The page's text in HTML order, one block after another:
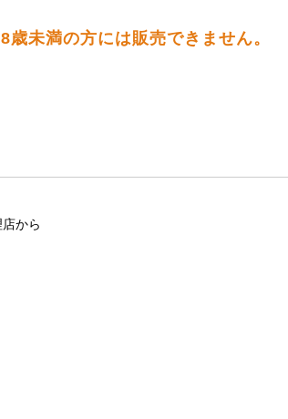
未満の方には販売できません。
から